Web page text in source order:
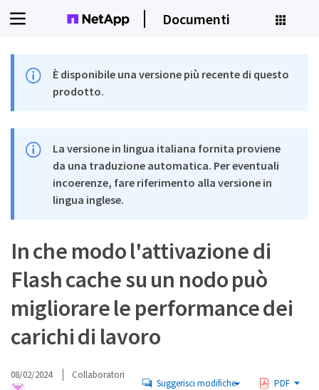
Documenti
È disponibile una versione più recente di questo
prodotto.
La versione in lingua italiana fornita proviene
da una traduzione automatica. Per eventuali
incoerenze, fare riferimento alla versione in
lingua inglese.
In che modo l'attivazione di
Flash cache su un nodo può
migliorare le performance dei
carichi di lavoro
08/02/2024 Collaboratori
Suggerisci modifiche PDF